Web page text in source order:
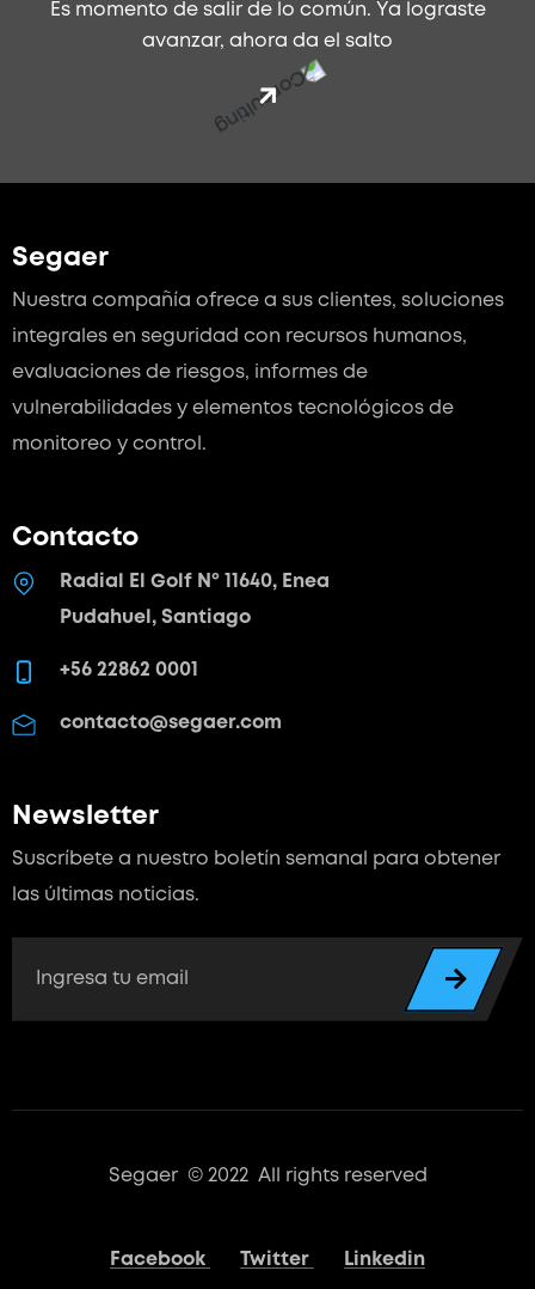
Es momento de salir de lo común. Ya lograste
avanzar, ahora da el salto
Segaer
Nuestra compañía ofrece a sus clientes, soluciones
integrales en seguridad con recursos humanos,
evaluaciones de riesgos, informes de
vulnerabilidades y elementos tecnológicos de
monitoreo y control.
Contacto
Radial El Golf Nº 11640, Enea
Pudahuel, Santiago
+56 22862 0001
contacto@segaer.com
Newsletter
Suscríbete a nuestro boletín semanal para obtener
las últimas noticias.
Segaer © 2022 All rights reserved
Facebook Twitter Linkedin